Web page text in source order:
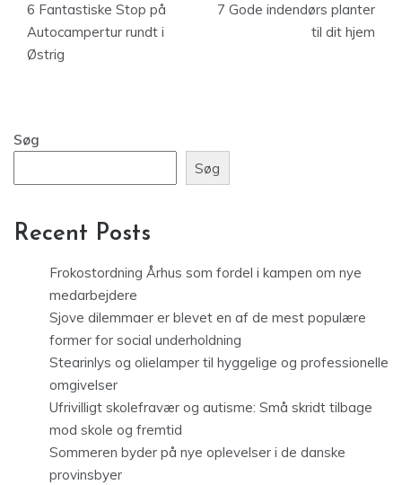
6 Fantastiske Stop på
Autocampertur rundt i
Østrig
7 Gode indendørs planter
til dit hjem
Søg
Søg
Recent Posts
Frokostordning Århus som fordel i kampen om nye
medarbejdere
Sjove dilemmaer er blevet en af de mest populære
former for social underholdning
Stearinlys og olielamper til hyggelige og professionelle
omgivelser
Ufrivilligt skolefravær og autisme: Små skridt tilbage
mod skole og fremtid
Sommeren byder på nye oplevelser i de danske
provinsbyer